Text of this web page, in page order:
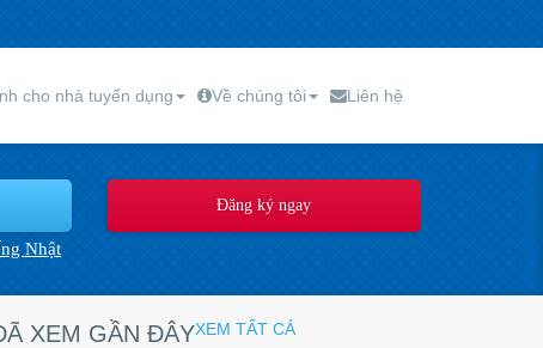
cho nhà tuyển dụng Về chúng tôi Liên hệ
Nhật
XEM GẦN ĐÂYXEM TẤT CẢ